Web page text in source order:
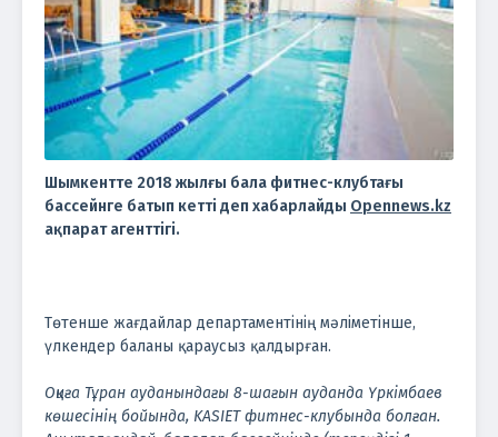
Шымкентте 2018 жылғы бала фитнес-клубтағы
бассейнге батып кетті деп хабарлайды Opennews.kz
ақпарат агенттігі.
Төтенше жағдайлар департаментінің мәліметінше,
үлкендер баланы қараусыз қалдырған.
Оқиға Тұран ауданындағы 8-шағын ауданда Үркімбаев
көшесінің бойында, KASIET фитнес-клубында болған.